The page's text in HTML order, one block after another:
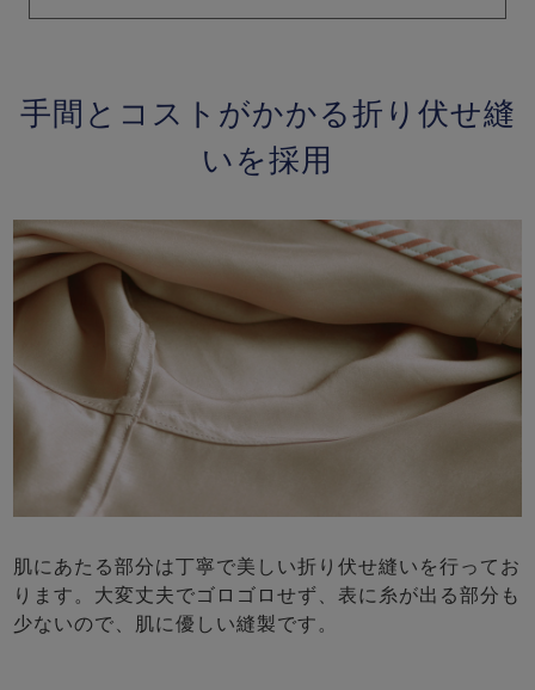
手間とコストがかかる折り伏せ縫
いを採用
肌にあたる部分は丁寧で美しい折り伏せ縫いを行ってお
ります。大変丈夫でゴロゴロせず、表に糸が出る部分も
少ないので、肌に優しい縫製です。